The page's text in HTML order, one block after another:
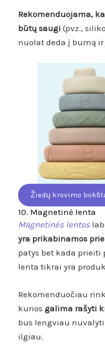
Rekomenduojama,
būtų saugi (pvz.,
nuolat deda į burną
Žiedų krovimo
10. Magnetinė lenta
Magnetinės lentos
yra prikabinamos
patys bet kada prieiti
lenta tikrai yra
Rekomenduočiau
kuriosgalima rašyti
bus lengviau
ilgiau.